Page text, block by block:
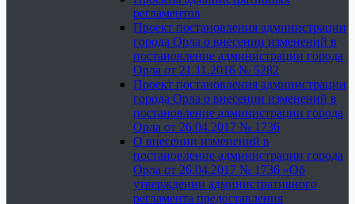
регламентов
Проект постановления администрации
города Орла о внесении изменений в
постановление администрации города
Орла от 21.11.2016 № 5282
Проект постановления администрации
города Орла о внесении изменений в
постановление администрации города
Орла от 26.04.2017 № 1736
О внесении изменений в
постановление администрации города
Орла от 26.04.2017 № 1736 «Об
утверждении административного
регламента предоставления